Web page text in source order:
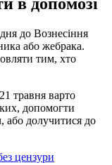
до Вознесіння
або жебрака.
тим, хто
травня варто
допомогти
або долучитися до
цензури